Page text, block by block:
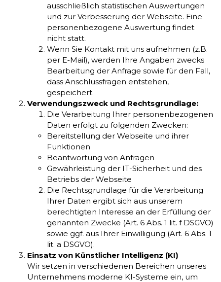
ausschließlich statistischen Auswertungen
und zur Verbesserung der Webseite. Eine
personenbezogene Auswertung findet
nicht statt.
Wenn Sie Kontakt mit uns aufnehmen (z.B.
per E-Mail), werden Ihre Angaben zwecks
Bearbeitung der Anfrage sowie für den Fall,
dass Anschlussfragen entstehen,
gespeichert.
Verwendungszweck und Rechtsgrundlage:
Die Verarbeitung Ihrer personenbezogenen
Daten erfolgt zu folgenden Zwecken:
Bereitstellung der Webseite und ihrer
Funktionen
Beantwortung von Anfragen
Gewährleistung der IT-Sicherheit und des
Betriebs der Webseite
Die Rechtsgrundlage für die Verarbeitung
Ihrer Daten ergibt sich aus unserem
berechtigten Interesse an der Erfüllung der
genannten Zwecke (Art. 6 Abs. 1 lit. f DSGVO)
sowie ggf. aus Ihrer Einwilligung (Art. 6 Abs. 1
lit. a DSGVO).
Einsatz von Künstlicher Intelligenz (KI)
Wir setzen in verschiedenen Bereichen unseres
Unternehmens moderne KI-Systeme ein, um